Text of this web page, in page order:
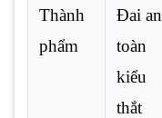
Thành
phẩm
Đai an
toàn
kiểu
thắt